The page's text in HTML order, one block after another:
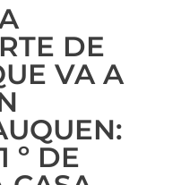
DE
VA A
º DE